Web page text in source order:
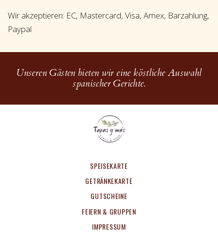
Wir akzeptieren: EC, Mastercard, Visa, Amex, Barzahlung,
Paypal
Unseren Gästen bieten wir eine köstliche Auswahl
spanischer Gerichte.
SPEISEKARTE
GETRÄNKEKARTE
GUTSCHEINE
FEIERN & GRUPPEN
IMPRESSUM